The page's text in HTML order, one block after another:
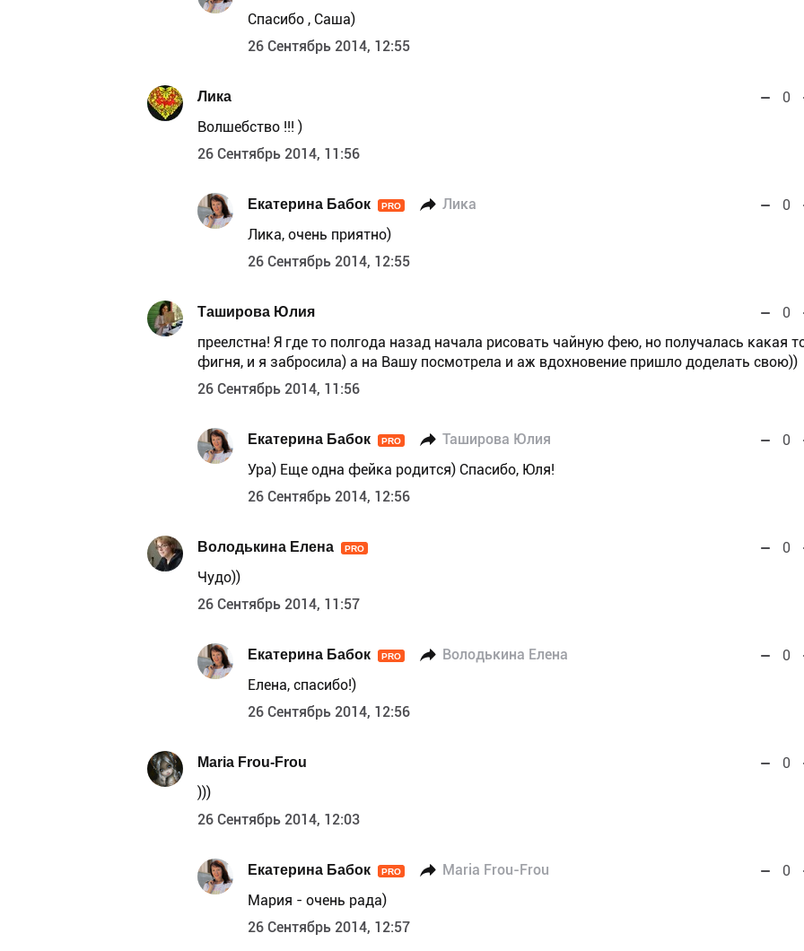
Спасибо , Саша)
26 Сентябрь 2014, 12:55
Лика
0
Волшебство !!! )
26 Сентябрь 2014, 11:56
Екатерина Бабок PRO Лика
0
Лика, очень приятно)
26 Сентябрь 2014, 12:55
Таширова Юлия
0
преелстна! Я где то полгода назад начала рисовать чайную фею, но получалась какая
фигня, и я забросила) а на Вашу посмотрела и аж вдохновение пришло доделать свою))
26 Сентябрь 2014, 11:56
Екатерина Бабок PRO Таширова Юлия
0
Ура) Еще одна фейка родится) Спасибо, Юля!
26 Сентябрь 2014, 12:56
Володькина Елена PRO
0
Чудо))
26 Сентябрь 2014, 11:57
Екатерина Бабок PRO Володькина Елена
0
Елена, спасибо!)
26 Сентябрь 2014, 12:56
Maria Frou-Frou
0
)))
26 Сентябрь 2014, 12:03
Екатерина Бабок PRO Maria Frou-Frou
0
Мария - очень рада)
26 Сентябрь 2014, 12:57